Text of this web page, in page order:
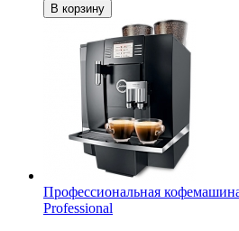
В корзину
Профессиональная
Professional